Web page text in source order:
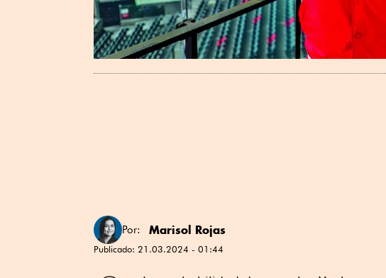
Por: Marisol Rojas
Publicado: 21.03.2024 - 01:44